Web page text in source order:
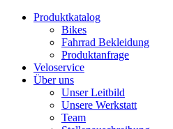
Produktkatalog
Bikes
Fahrrad Bekleidung
Produktanfrage
Veloservice
Über uns
Unser Leitbild
Unsere Werkstatt
Team